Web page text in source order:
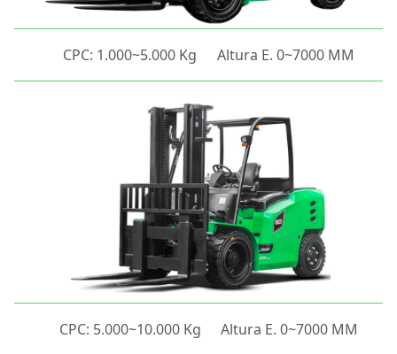
CPC: 1.000~5.000 Kg Altura E. 0~7000 MM
CPC: 5.000~10.000 Kg Altura E. 0~7000 MM